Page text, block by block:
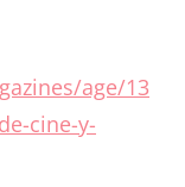
age/13
cine-y-